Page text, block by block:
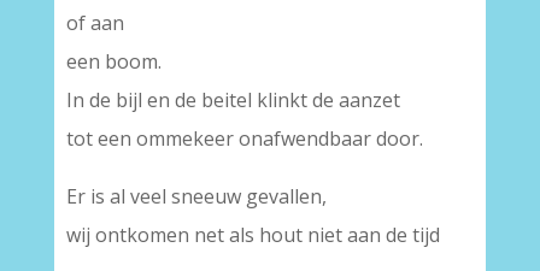
of aan
een boom.
In de bijl en de beitel klinkt de aanzet
tot een ommekeer onafwendbaar door.
Er is al veel sneeuw gevallen,
wij ontkomen net als hout niet aan de tijd